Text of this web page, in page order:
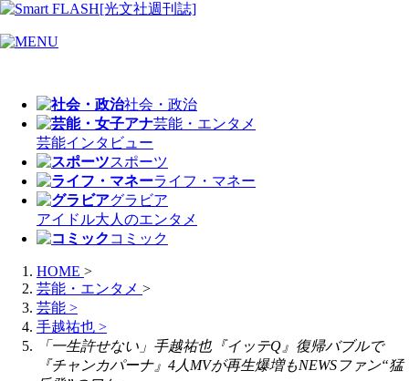
社会・政治
芸能・エンタメ
芸能インタビュー
スポーツ
ライフ・マネー
グラビア
アイドル大人のエンタメ
コミック
HOME >
芸能・エンタメ >
芸能 >
手越祐也 >
「一生許せない」手越祐也『イッテQ』復帰バブルで
『チャンカパーナ』4人MVが再生爆増もNEWSファン“猛